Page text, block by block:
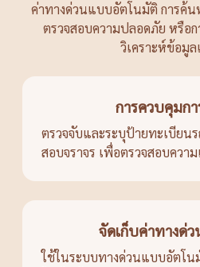
ค่าทางด่วนแบบอัตโนมัติ การค้น
ตรวจสอบความปลอดภัย หรือก
วิเคราะห์ข้อมูล
การควบคุมกา
ตรวจจับและระบุป้ายทะเบียน
สอบจราจร เพื่อตรวจสอบควา
จัดเก็บค่าทางด่
ใช้ในระบบทางด่วนแบบอัตโน